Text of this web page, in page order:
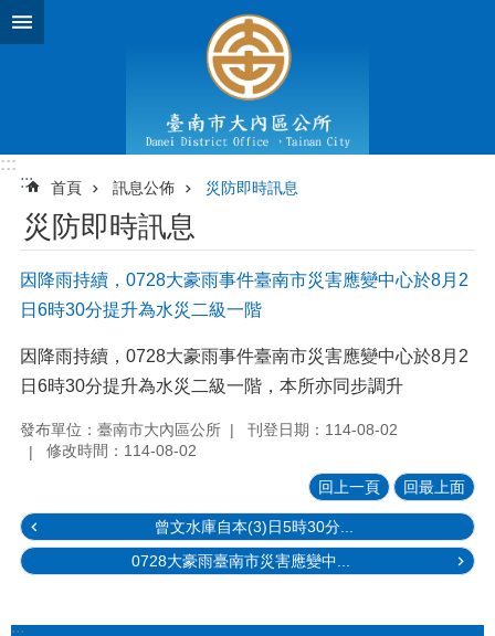
跳到主要內容區塊
:::
:::
首頁 訊息公佈 災防即時訊息
災防即時訊息
因降雨持續，0728大豪雨事件臺南市災害應變中心於8月2
日6時30分提升為水災二級一階
因降雨持續，0728大豪雨事件臺南市災害應變中心於8月2
日6時30分提升為水災二級一階，本所亦同步調升
發布單位：臺南市大內區公所
刊登日期：114-08-02
修改時間：114-08-02
回上一頁 回最上面
曾文水庫自本(3)日5時30分...
0728大豪雨臺南市災害應變中...